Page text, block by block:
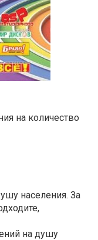
на количество
населения. За
на душу